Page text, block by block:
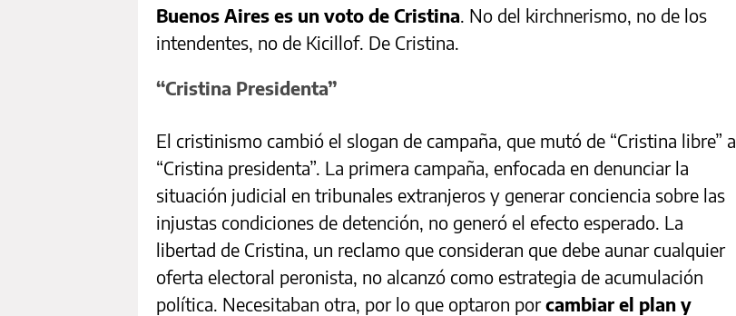
Buenos Aires es un voto de Cristina. No del kirchnerismo, no de los
intendentes, no de Kicillof. De Cristina.
“Cristina Presidenta”
El cristinismo cambió el slogan de campaña, que mutó de “Cristina libre” a
“Cristina presidenta”. La primera campaña, enfocada en denunciar la
situación judicial en tribunales extranjeros y generar conciencia sobre las
injustas condiciones de detención, no generó el efecto esperado. La
libertad de Cristina, un reclamo que consideran que debe aunar cualquier
oferta electoral peronista, no alcanzó como estrategia de acumulación
política. Necesitaban otra, por lo que optaron porcambiar el plan y